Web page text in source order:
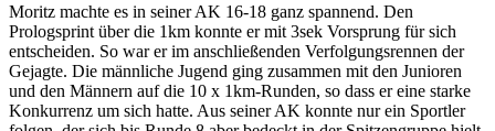
Moritz machte es in seiner AK 16-18 ganz spannend. Den
Prologsprint über die 1km konnte er mit 3sek Vorsprung für sich
entscheiden. So war er im anschließenden Verfolgungsrennen der
Gejagte. Die männliche Jugend ging zusammen mit den Junioren
und den Männern auf die 10 x 1km-Runden, so dass er eine starke
Konkurrenz um sich hatte. Aus seiner AK konnte nur ein Sportler